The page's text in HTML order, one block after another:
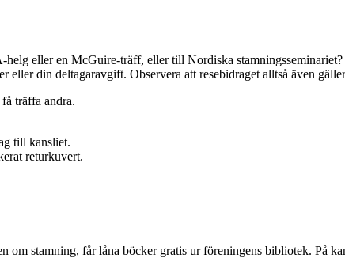
eller en McGuire-träff, eller till Nordiska stamningsseminariet?
eller din deltagaravgift. Observera att resebidraget alltså även
träffa andra.
till kansliet.
returkuvert.
stamning, får låna böcker gratis ur föreningens bibliotek. På